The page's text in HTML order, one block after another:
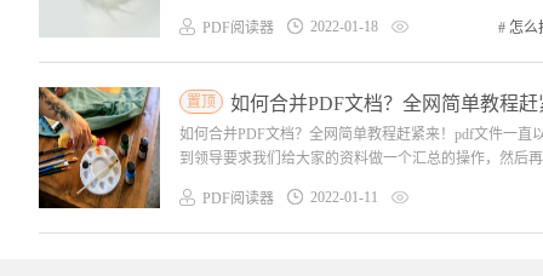
PDF阅读器 2022-01-18 # 怎么
置顶 如何合并PDF文档？全网简单教程赶
如何合并PDF文档？全网简单教程赶紧来！pdf文件一
到领导要求我们给大家的资料做一个汇总的操作，然后
PDF阅读器 2022-01-11